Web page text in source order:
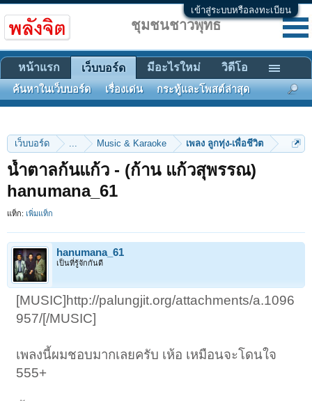
เข้าสู่ระบบหรือลงทะเบียน
เว็บบอร์ด ... Music & Karaoke เพลง ลูกทุ่ง-เพื่อชีวิต
น้ำตาลก้นแก้ว - (ก้าน แก้วสุพรรณ)
hanumana_61
แท็ก: เพิ่มแท็ก
hanumana_61
เป็นที่รู้จักกันดี
[MUSIC]http://palungjit.org/attachments/a.1096
957/[/MUSIC]
เพลงนี้ผมชอบมากเลยครับ เห้อ เหมือนจะโดนใจ
555+
ชุมชนชาวพุทธ
หน้าแรก เว็บบอร์ด
ค้นหาในเว็บบอร์ด เรื่องเด่น กระทู้และโพสต์ล่าสุด
มีอะไรใหม่ วิดีโอ